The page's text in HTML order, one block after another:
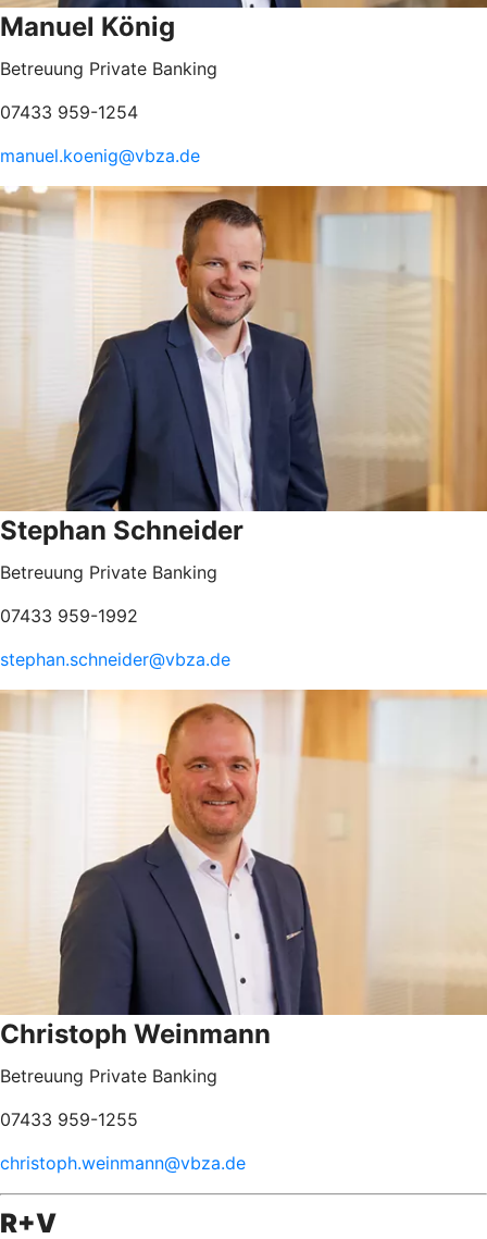
Manuel König
Betreuung Private Banking
07433 959-1254
manuel.koenig@vbza.de
Stephan Schneider
Betreuung Private Banking
07433 959-1992
stephan.schneider@vbza.de
Christoph Weinmann
Betreuung Private Banking
07433 959-1255
christoph.weinmann@vbza.de
R+V